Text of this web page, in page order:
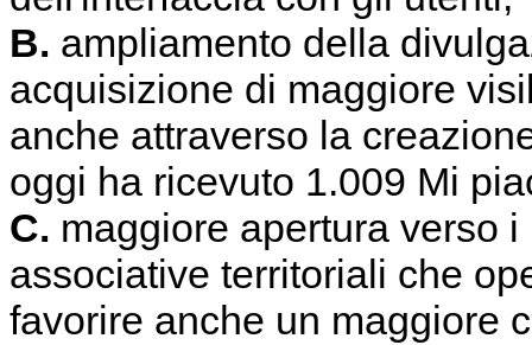
B. ampliamento della
acquisizione di maggiore
anche attraverso la
oggi ha ricevuto 1.009 Mi
C. maggiore apertura verso
associative territoriali che
favorire anche un maggiore